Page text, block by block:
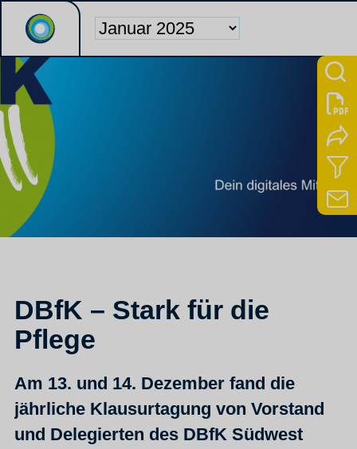
DBfK – Stark für die
Pflege
Am 13. und 14. Dezember fand die
jährliche Klausurtagung von Vorstand
und Delegierten des DBfK Südwest